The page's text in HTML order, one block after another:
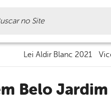
Lei Aldir Blanc 2021
Belo Jardim